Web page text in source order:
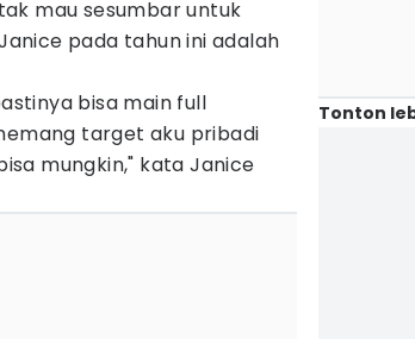
mau sesumbar untuk
pada tahun ini adalah
bisa main full
target aku pribadi
mungkin," kata Janice
Tonton